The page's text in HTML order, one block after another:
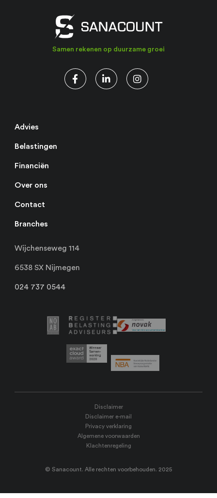
Samen rekenen op duurzame groei
Advies
Belastingen
Financiën
Over ons
Contact
Branches
Wijchenseweg 114
6538 SX Nijmegen
024 737 0544
Disclaimer
Disclaimer e-mail
Privacy verklaring
Algemene voorwaarden
Klachtenregeling
© Sanacount. Alle rechten voorbehouden. 2025